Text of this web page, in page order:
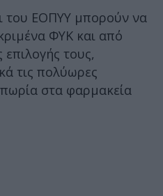
του ΕΟΠΥΥ μπορούν να
ΦΥΚ και από
επιλογής τους,
τις πολύωρες
στα φαρμακεία